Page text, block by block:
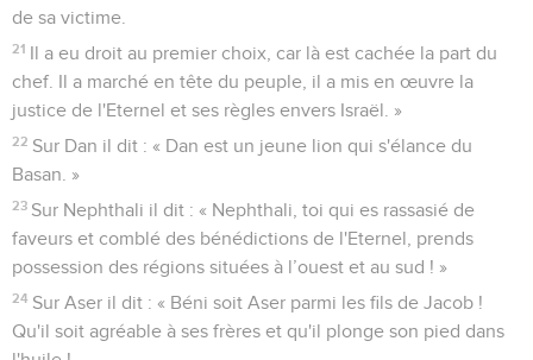
de sa victime.
21 Il a eu droit au premier choix, car là est cachée la part du
chef. Il a marché en tête du peuple, il a mis en œuvre la
justice de l'Eternel et ses règles envers Israël. »
22 Sur Dan il dit : « Dan est un jeune lion qui s'élance du
Basan. »
23 Sur Nephthali il dit : « Nephthali, toi qui es rassasié de
faveurs et comblé des bénédictions de l'Eternel, prends
possession des régions situées à l’ouest et au sud ! »
24 Sur Aser il dit : « Béni soit Aser parmi les fils de Jacob !
Qu'il soit agréable à ses frères et qu'il plonge son pied dans